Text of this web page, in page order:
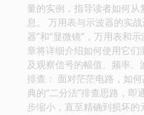
量的实例，指导读者如何
息。 万用表与示波器的实
器”和“显微镜”，万用表和
章将详细介绍如何使用它
及观察信号的幅值、频率、
排查： 面对茫茫电路，如
典的“二分法”排查思路，即
步缩小，直至精确到损坏